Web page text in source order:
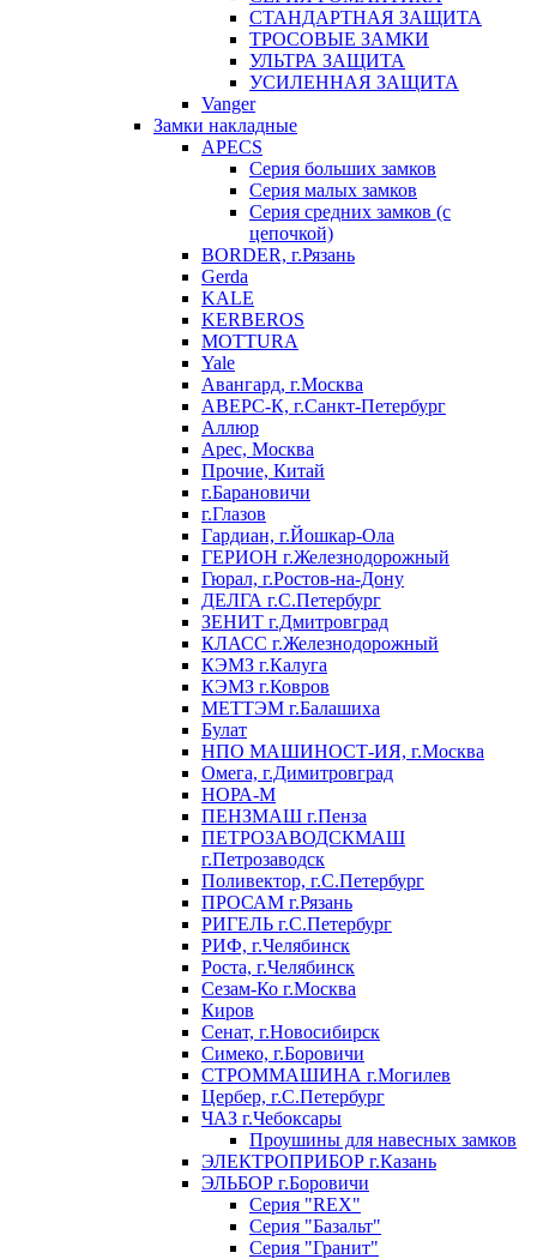
СТАНДАРТНАЯ ЗАЩИТА
ТРОСОВЫЕ ЗАМКИ
УЛЬТРА ЗАЩИТА
УСИЛЕННАЯ ЗАЩИТА
Vanger
Замки накладные
APECS
Серия больших замков
Серия малых замков
Серия средних замков (с
цепочкой)
BORDER, г.Рязань
Gerda
KALE
KERBEROS
MOTTURA
Yale
Авангард, г.Москва
АВЕРС-К, г.Санкт-Петербург
Аллюр
Арес, Москва
Прочие, Китай
г.Барановичи
г.Глазов
Гардиан, г.Йошкар-Ола
ГЕРИОН г.Железнодорожный
Гюрал, г.Ростов-на-Дону
ДЕЛГА г.С.Петербург
ЗЕНИТ г.Дмитровград
КЛАСС г.Железнодорожный
КЭМЗ г.Калуга
КЭМЗ г.Ковров
МЕТТЭМ г.Балашиха
Булат
НПО МАШИНОСТ-ИЯ, г.Москва
Омега, г.Димитровград
НОРА-М
ПЕНЗМАШ г.Пенза
ПЕТРОЗАВОДСКМАШ
г.Петрозаводск
Поливектор, г.С.Петербург
ПРОСАМ г.Рязань
РИГЕЛЬ г.С.Петербург
РИФ, г.Челябинск
Роста, г.Челябинск
Сезам-Ко г.Москва
Киров
Сенат, г.Новосибирск
Симеко, г.Боровичи
СТРОММАШИНА г.Могилев
Цербер, г.С.Петербург
ЧАЗ г.Чебоксары
Проушины для навесных замков
ЭЛЕКТРОПРИБОР г.Казань
ЭЛЬБОР г.Боровичи
Серия "REX"
Серия "Базальт"
Серия "Гранит"